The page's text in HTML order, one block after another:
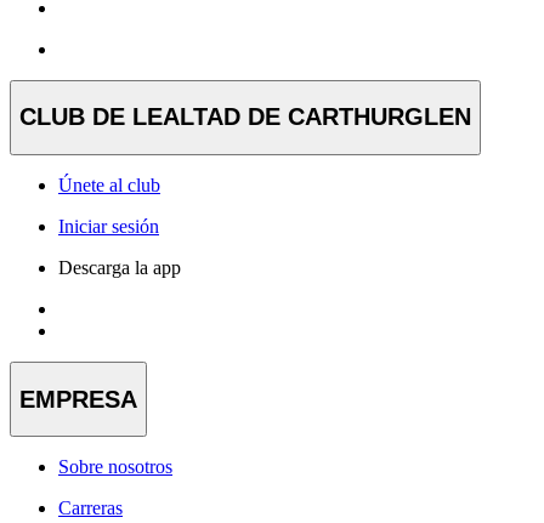
CLUB DE LEALTAD DE CARTHURGLEN
Únete al club
Iniciar sesión
Descarga la app
EMPRESA
Sobre nosotros
Carreras